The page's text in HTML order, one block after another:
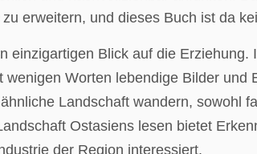
erweitern, und dieses Buch ist da
einzigartigen Blick auf die
Worten lebendige Bilder
Landschaft wandern, sowohl
Ostasiens lesen bietet
der Region interessiert.